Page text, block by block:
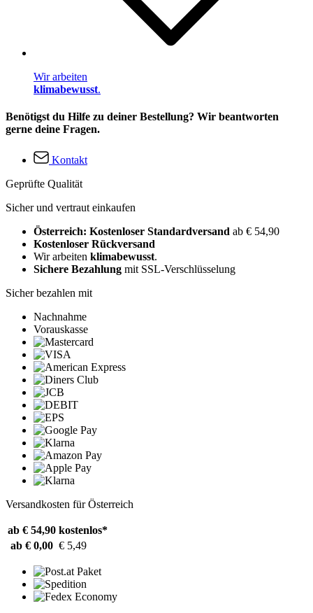
Wir arbeiten
klimabewusst.
Benötigst du Hilfe zu deiner Bestellung? Wir beantworten
gerne deine Fragen.
Kontakt
Geprüfte Qualität
Sicher und vertraut einkaufen
Österreich: Kostenloser Standardversand ab € 54,90
Kostenloser Rückversand
Wir arbeiten klimabewusst.
Sichere Bezahlung mit SSL-Verschlüsselung
Sicher bezahlen mit
Nachnahme
Vorauskasse
Versandkosten für Österreich
ab € 54,90 kostenlos*
ab € 0,00 € 5,49